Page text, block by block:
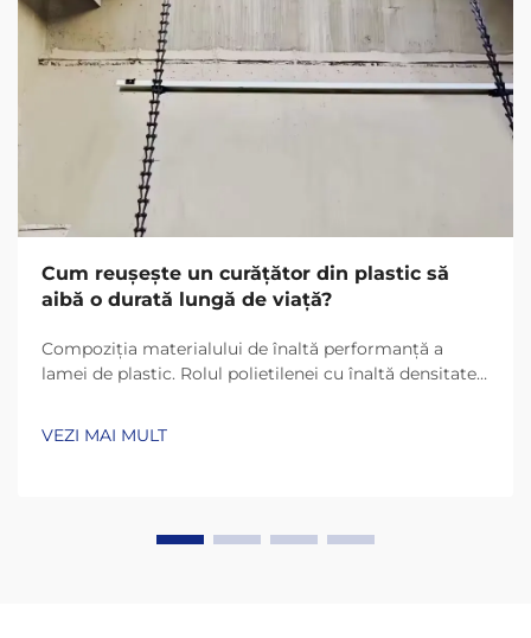
Cum reușește un curățător din plastic să
aibă o durată lungă de viață?
Compoziția materialului de înaltă performanță a
lamei de plastic. Rolul polietilenei cu înaltă densitate
precum HDPE (polietilenă cu înaltă densitate) și
VEZI MAI MULT